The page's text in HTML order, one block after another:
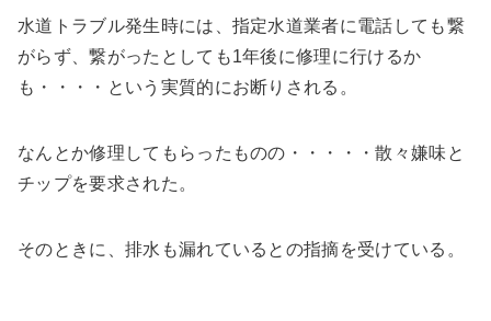
水道トラブル発生時には、指定水道業者に電話しても繋
がらず、繋がったとしても1年後に修理に行けるか
も・・・・という実質的にお断りされる。
なんとか修理してもらったものの・・・・・散々嫌味と
チップを要求された。
そのときに、排水も漏れているとの指摘を受けている。